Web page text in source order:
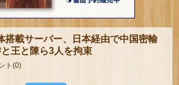
搭載サーバー、日本経由で中国密輸
王と陳ら3人を拘束
ト(0)